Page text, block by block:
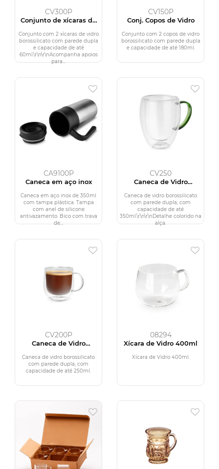
CV300P
Conjunto de xícaras de
Conjunto com 2 xícaras de vidro
borossilicato com parede dupla
e capacidade de até
60ml.\r\n\r\nAcompanha apoios
para...
CV150P
Conj. Copos de Vidro
Conjunto com 2 copos de vidro
borossilicato com parede dupla
e capacidade de até 180ml.
CA9100P
Caneca em aço inox
Caneca em aço inox de 350ml
com tampa plástica. Tampa
com anel de silicone
antivazamento. Bico com trava
de...
CV250
Caneca de Vidro
Caneca de vidro borossilicato
com parede dupla, com
capacidade de até
350ml.\r\n\r\nDetalhe colorido na
alça.
CV200P
Caneca de Vidro
Caneca de vidro borossilicato
com parede dupla, com
capacidade de até 250ml.
08294
Xícara de Vidro 400ml
Xícara de Vidro 400ml.